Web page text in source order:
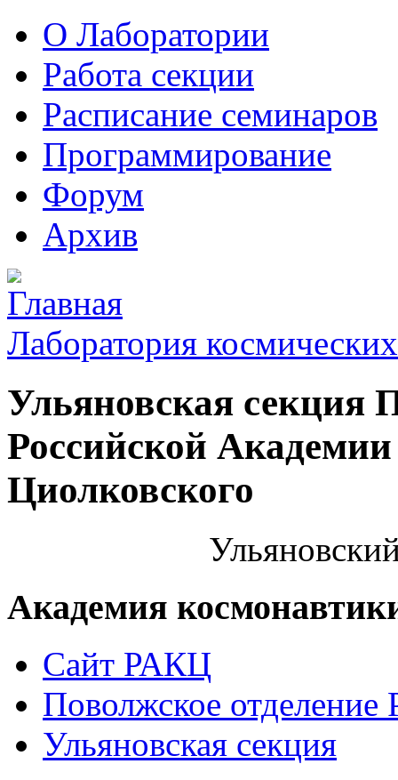
О Лаборатории
Работа секции
Расписание семинаров
Программирование
Форум
Архив
Лаборатория
Ульяновская секция
Российской
Циолковского
Академия
Сайт РАКЦ
Поволжское
Ульяновская секция